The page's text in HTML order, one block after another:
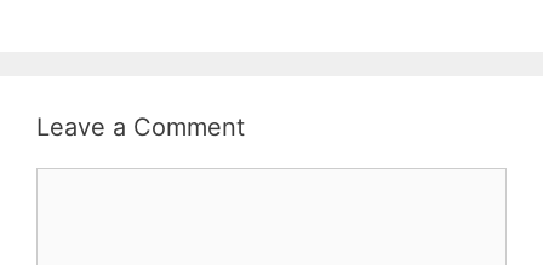
Leave a Comment